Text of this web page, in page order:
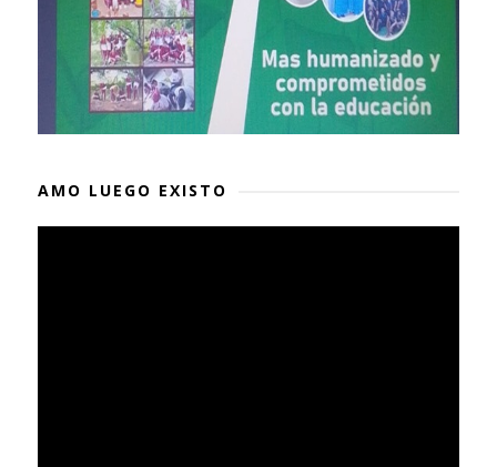
AMO LUEGO EXISTO